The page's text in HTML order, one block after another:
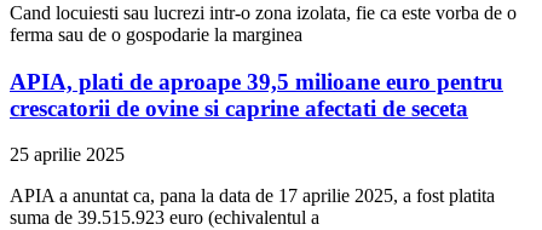
Cand locuiesti sau lucrezi intr-o zona izolata, fie ca este vorba de o
ferma sau de o gospodarie la marginea
APIA, plati de aproape 39,5 milioane euro pentru
crescatorii de ovine si caprine afectati de seceta
25 aprilie 2025
APIA a anuntat ca, pana la data de 17 aprilie 2025, a fost platita
suma de 39.515.923 euro (echivalentul a